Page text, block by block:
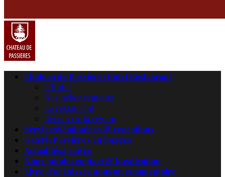
Château de PassièresHôtel Restaurant
L’Hôtel
Nos hébergements
Le restaurant
Découvrir la région
ServicesSéminaires & receptions
GaleriePassières en images
Actualitésà suivre
Nous joindrecontact & localisation
Livre d’orLaissez nous un commentaire